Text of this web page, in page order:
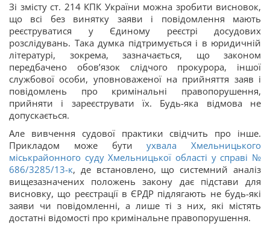
Зі змісту ст. 214 КПК України можна зробити висновок,
що всі без винятку заяви і повідомлення мають
реєструватися у Єдиному реєстрі досудових
розслідувань. Така думка підтримується і в юридичній
літературі, зокрема, зазначається, що законом
передбачено обов’язок слідчого прокурора, іншої
службової особи, уповноваженої на прийняття заяв і
повідомлень про кримінальні правопорушення,
прийняти і зареєструвати їх. Будь-яка відмова не
допускається.
Але вивчення судової практики свідчить про інше.
Прикладом може бутиухвала Хмельницького
міськрайонного суду Хмельницької області у справі №
686/3285/13-к, де встановлено, що системний аналіз
вищезазначених положень закону дає підстави для
висновку, що реєстрації в ЄРДР підлягають не будь-які
заяви чи повідомленні, а лише ті з них, які містять
достатні відомості про кримінальне правопорушення.